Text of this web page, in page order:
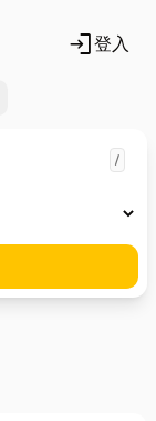
login登入
/